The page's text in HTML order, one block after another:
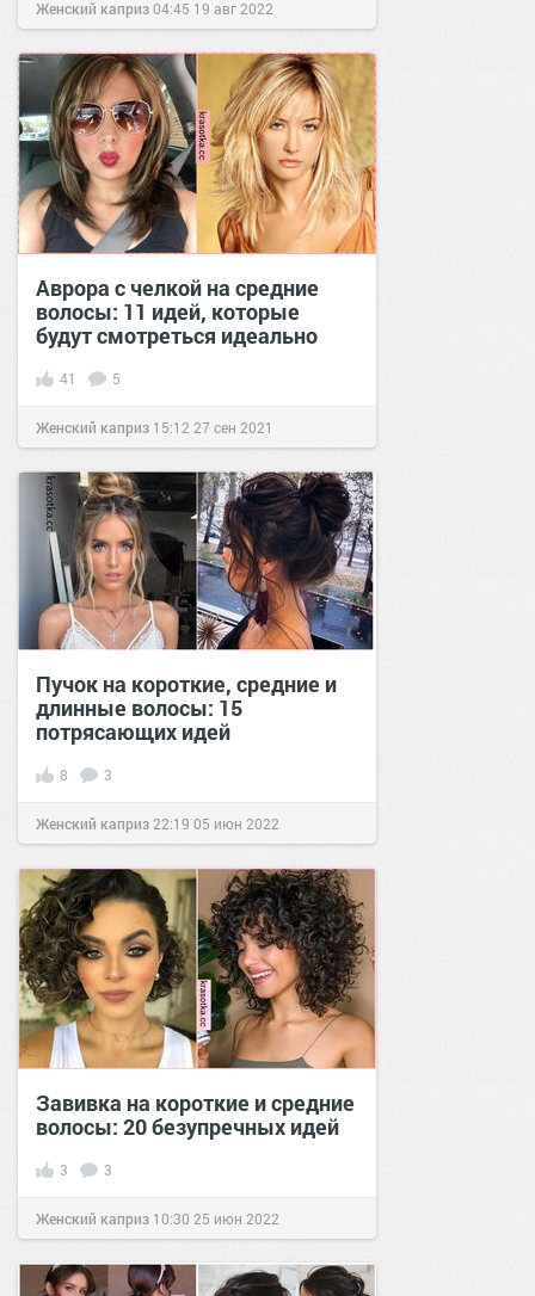
Женский каприз04:45 19 авг 2022
Аврора с челкой на средние
волосы: 11 идей, которые
будут смотреться идеально
41 5
Женский каприз 15:12 27 сен 2021
Пучок на короткие, средние и
длинные волосы: 15
потрясающих идей
8 3
Женский каприз22:19 05 июн 2022
Завивка на короткие и средние
волосы: 20 безупречных идей
3 3
Женский каприз 10:30 25 июн 2022